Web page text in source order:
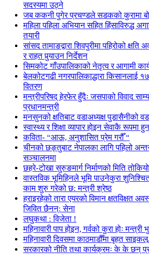
सदस्यमा उठ्ने
जब ककनी पुगेर प्रचण्डले सडकको कुरामा
महिला पहिला अभियान सहित हिंसाविरुद्ध
तयारी
सांसद तामाङद्वारा शिवपुरीमा पहिरोको क्षति
र राहत पुर्‍याउन निर्देशन
सिमकोट गाँउपालिकाको नेतृत्व र आगामी
बेलकोटगढी नगरपालिकाद्धारा किसानलाई
वितरण
मन्त्रीपरिषद् हेरफेर हुँदैः जसपाको विवाद
प्रधानमन्त्री
मनसुनको क्षतिबाट वडाअध्यक्ष पुडासैनीको
स्वास्थ्य र शिक्षा व्यापार होइन सेवाकै रूपमा
कविता- “आऊ, अनुशासित प्रेम गरौँ “
चीनको छङ्तुबाट नेपालका लागि पहिलो
सञ्चालनमा
छहरे-टोखा सुरुङमार्ग निर्माणको मिति
वास्तविक भूमिहिनले भूमि पाउनेकुरा
काम शुरु गरेको छ: मन्त्री श्रेष्ठ
हराइरहेको तारा एयरको विमान क्षतविक्षत
जिवित छैनन्: सेना
लघुकथा : विजेता !
महिनावारी पाप होइन, गर्वको कुरा होः मन्त्री
महिनावारी दिवसमा काठमाडौँमा बृहत साइकल
सरकारको नीति तथा कार्यक्रमः के के छन्